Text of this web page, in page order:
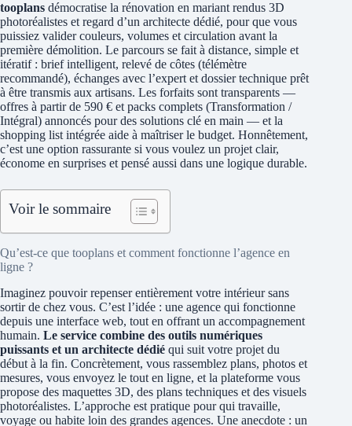
tooplans démocratise la rénovation en mariant rendus 3D
photoréalistes et regard d’un architecte dédié, pour que vous
puissiez valider couleurs, volumes et circulation avant la
première démolition. Le parcours se fait à distance, simple et
itératif : brief intelligent, relevé de côtes (télémètre
recommandé), échanges avec l’expert et dossier technique prêt
à être transmis aux artisans. Les forfaits sont transparents —
offres à partir de 590 € et packs complets (Transformation /
Intégral) annoncés pour des solutions clé en main — et la
shopping list intégrée aide à maîtriser le budget. Honnêtement,
c’est une option rassurante si vous voulez un projet clair,
économe en surprises et pensé aussi dans une logique durable.
Voir le sommaire
Qu’est-ce que tooplans et comment fonctionne l’agence en
ligne ?
Imaginez pouvoir repenser entièrement votre intérieur sans
sortir de chez vous. C’est l’idée : une agence qui fonctionne
depuis une interface web, tout en offrant un accompagnement
humain. Le service combine des outils numériques
puissants et un architecte dédié qui suit votre projet du
début à la fin. Concrètement, vous rassemblez plans, photos et
mesures, vous envoyez le tout en ligne, et la plateforme vous
propose des maquettes 3D, des plans techniques et des visuels
photoréalistes. L’approche est pratique pour qui travaille,
voyage ou habite loin des grandes agences. Une anecdote : un